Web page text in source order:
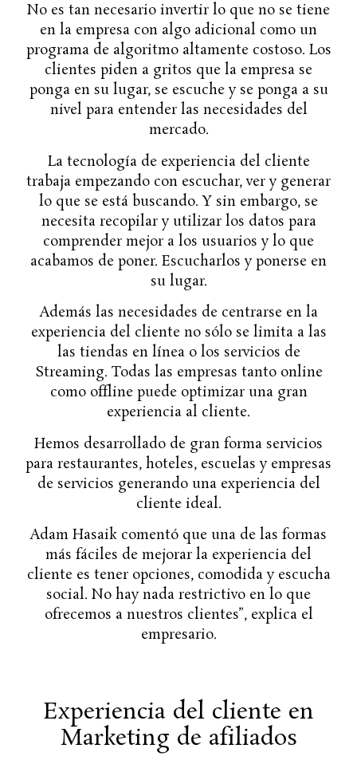
No es tan necesario invertir lo que no se tiene
en la empresa con algo adicional como un
programa de algoritmo altamente costoso. Los
clientes piden a gritos que la empresa se
ponga en su lugar, se escuche y se ponga a su
nivel para entender las necesidades del
mercado.
La tecnología de experiencia del cliente
trabaja empezando con escuchar, ver y generar
lo que se está buscando. Y sin embargo, se
necesita recopilar y utilizar los datos para
comprender mejor a los usuarios y lo que
acabamos de poner. Escucharlos y ponerse en
su lugar.
Además las necesidades de centrarse en la
experiencia del cliente no sólo se limita a las
las tiendas en línea o los servicios de
Streaming. Todas las empresas tanto online
como offline puede optimizar una gran
experiencia al cliente.
Hemos desarrollado de gran forma servicios
para restaurantes, hoteles, escuelas y empresas
de servicios generando una experiencia del
cliente ideal.
Adam Hasaik comentó que una de las formas
más fáciles de mejorar la experiencia del
cliente es tener opciones, comodida y escucha
social. No hay nada restrictivo en lo que
ofrecemos a nuestros clientes”, explica el
empresario.
Experiencia del cliente en
Marketing de afiliados